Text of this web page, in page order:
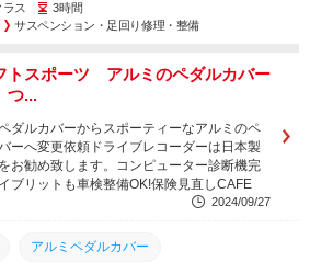
ラス
3時間
サスペンション・足回り修理・整備
トスポーツ アルミのペダルカバー
...
ダルカバーからスポーティーなアルミのペ
ーへ変更依頼ドライブレコーダーは日本製
お勧め致します。コンピューター診断機完
ブリットも車検整備OK!保険見直しCAFE
2024/09/27
アルミペダルカバー